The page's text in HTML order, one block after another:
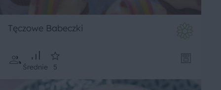
Tęczowe Babeczki
Średnie 5